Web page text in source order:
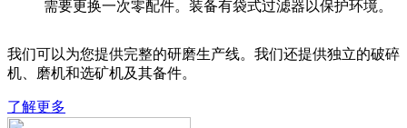
需要更换一次零配件。装备有袋式过滤器以保护环境。
我们可以为您提供完整的研磨生产线。我们还提供独立的破碎
机、磨机和选矿机及其备件。
了解更多